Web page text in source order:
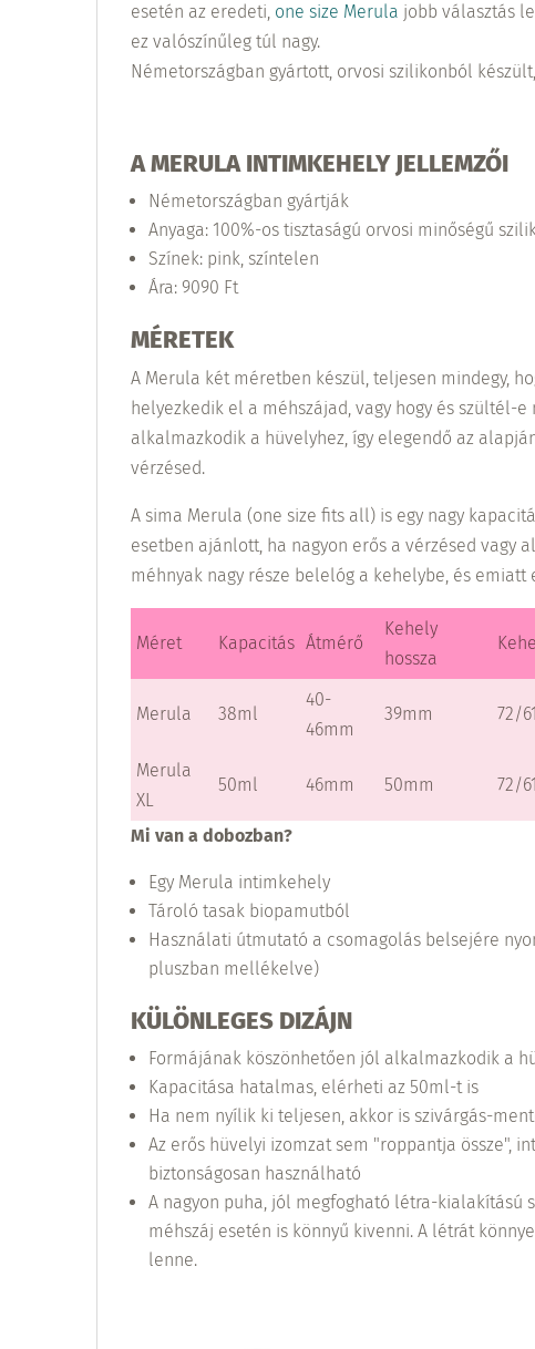
esetén az eredeti, one size Merula jobb választás
ez valószínűleg túl nagy.
Németországban gyártott, orvosi szilikonból
A MERULA INTIMKEHELY JELLEMZŐI
Németországban gyártják
Anyaga: 100%-os tisztaságú orvosi minőségű
Színek: pink, színtelen
Ára: 9090 Ft
MÉRETEK
A Merula két méretben készül, teljesen mindegy,
helyezkedik el a méhszájad, vagy hogy és szültél-
alkalmazkodik a hüvelyhez, így elegendő az
vérzésed.
A sima Merula (one size fits all) is egy nagy
esetben ajánlott, ha nagyon erős a vérzésed vagy
méhnyak nagy része belelóg a kehelybe, és emiatt
Méret Kapacitás Átmérő
Kehely
hossza
Merula 38ml
40-
46mm
39mm 72/
Merula
XL
50ml 46mm 50mm 72/
Mi van a dobozban?
Egy Merula intimkehely
Tároló tasak biopamutból
Használati útmutató a csomagolás belsejére
pluszban mellékelve)
KÜLÖNLEGES DIZÁJN
Formájának köszönhetően jól alkalmazkodik a
Kapacitása hatalmas, elérheti az 50ml-t is
Ha nem nyílik ki teljesen, akkor is szivárgás-
Az erős hüvelyi izomzat sem "roppantja össze",
biztonságosan használható
A nagyon puha, jól megfogható létra-kialakítású
méhszáj esetén is könnyű kivenni. A létrát
lenne.